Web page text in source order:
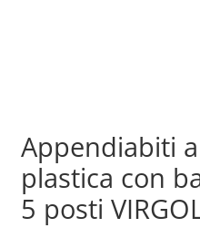
Appendiabiti
plastica con
5 posti